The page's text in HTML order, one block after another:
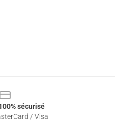
sécurisé
/ Visa